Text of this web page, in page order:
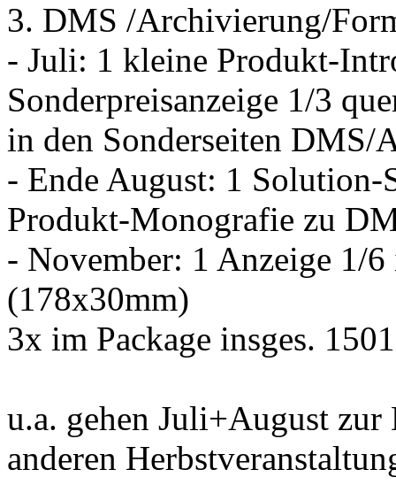
3. DMS /Archivierung/
- Juli: 1 kleine Produkt-
Sonderpreisanzeige 1/3
in den Sonderseiten
- Ende August: 1
Produkt-Monografie zu
- November: 1 Anzeige 1/
(178x30mm)
3x im Package insges.
u.a. gehen Juli+August
anderen